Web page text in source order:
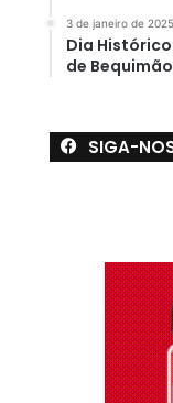
3 de janeiro de 2025
Dia
de
SIGA-